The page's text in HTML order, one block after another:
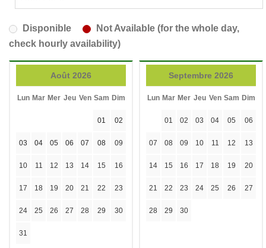
Disponible
Not Available (for the whole day,
check hourly availability)
Août 2026
Lun Mar Mer Jeu Ven Sam Dim
01 02
03 04 05 06 07 08 09
10 11 12 13 14 15 16
17 18 19 20 21 22 23
24 25 26 27 28 29 30
31
Septembre 2026
Lun Mar Mer Jeu Ven Sam Dim
01 02 03 04 05 06
07 08 09 10 11 12 13
14 15 16 17 18 19 20
21 22 23 24 25 26 27
28 29 30